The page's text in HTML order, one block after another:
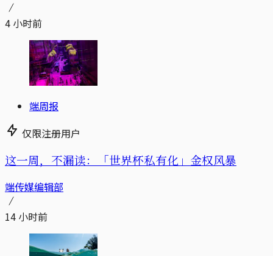
4 小时前
端周报
仅限注册用户
这一周，不漏读：「世界杯私有化」金权风暴
端传媒编辑部
14 小时前